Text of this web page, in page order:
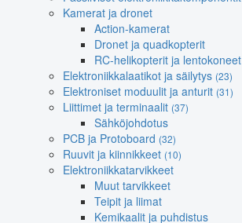
Kamerat ja dronet
Action-kamerat
Dronet ja quadkopterit
RC-helikopterit ja lentokoneet
Elektroniikkalaatikot ja säilytys (23)
Elektroniset moduulit ja anturit (31)
Liittimet ja terminaalit (37)
Sähköjohdotus
PCB ja Protoboard (32)
Ruuvit ja kiinnikkeet (10)
Elektroniikkatarvikkeet
Muut tarvikkeet
Teipit ja liimat
Kemikaalit ja puhdistus